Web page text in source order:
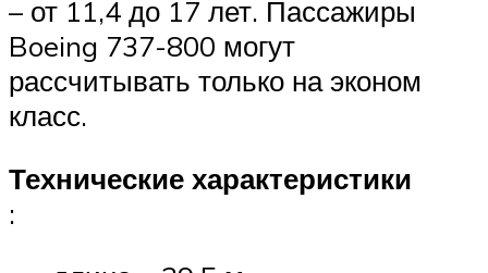
– от 11,4 до 17 лет. Пассажиры
Boeing 737-800 могут
рассчитывать только на эконом
класс.
Технические характеристики
: